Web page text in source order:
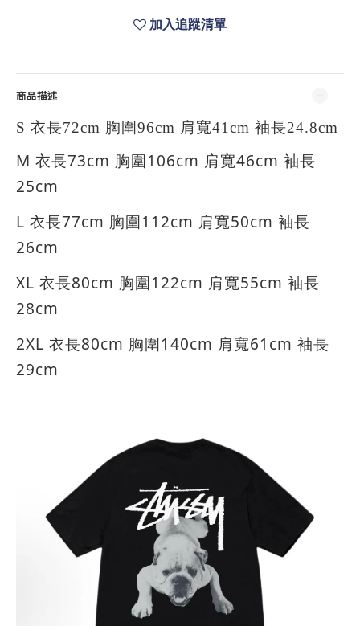
加入追蹤清單
商品描述
S 衣長72cm 胸圍96cm 肩寬41cm 袖長24.8cm
M 衣長73cm 胸圍106cm 肩寬46cm 袖長
25cm
L 衣長77cm 胸圍112cm 肩寬50cm 袖長
26cm
XL 衣長80cm 胸圍122cm 肩寬55cm 袖長
28cm
2XL 衣長80cm 胸圍140cm 肩寬61cm 袖長
29cm